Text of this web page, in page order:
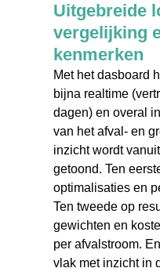
Uitgebreide
vergelijking
kenmerken
Met het dasboard
bijna realtime
dagen) en overal
van het afval- en
inzicht wordt
getoond. Ten
optimalisaties en
Ten tweede op
gewichten en
per afvalstroom.
vlak met inzicht in